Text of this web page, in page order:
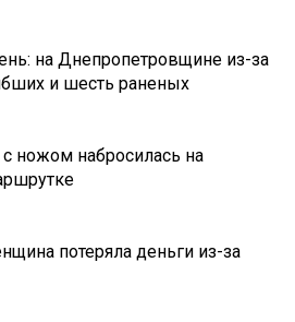
на Днепропетровщине из-за
и шесть раненых
ножом набросилась на
потеряла деньги из-за